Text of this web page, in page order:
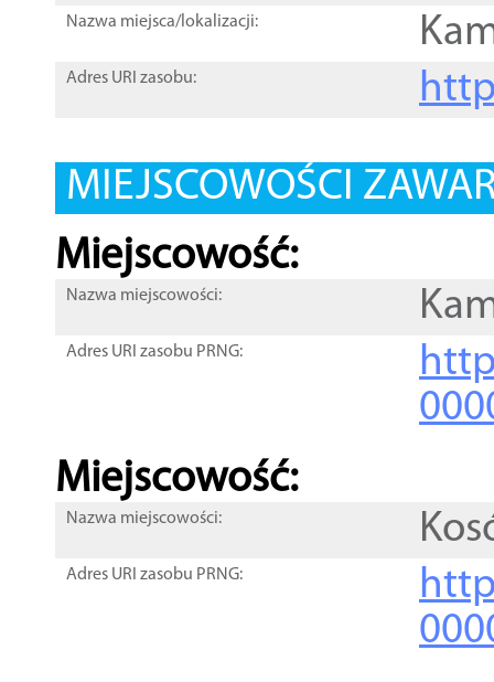
Nazwa miejsca/lokalizacji:
Adres URI zasobu:
MIEJSCOWOŚCI
Miejscowość:
Nazwa miejscowości:
Adres URI zasobu PRNG:
Miejscowość:
Nazwa miejscowości:
Adres URI zasobu PRNG: